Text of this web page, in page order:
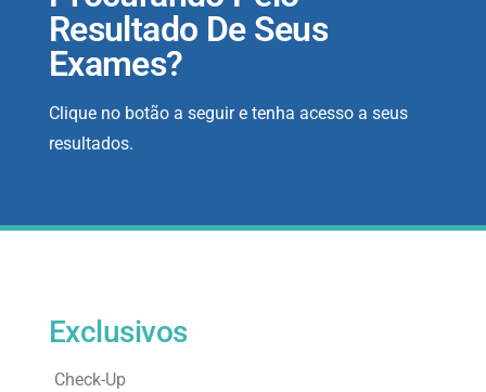
Resultado De Seus
Exames?
Clique no botão a seguir e tenha acesso a seus
resultados.
Exclusivos
Check-Up